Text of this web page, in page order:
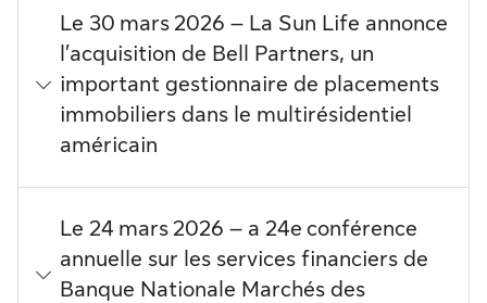
Le 30 mars 2026 – La Sun Life annonce
l’acquisition de Bell Partners, un
important gestionnaire de placements
immobiliers dans le multirésidentiel
américain
Le 24 mars 2026 – a 24e conférence
annuelle sur les services financiers de
Banque Nationale Marchés des